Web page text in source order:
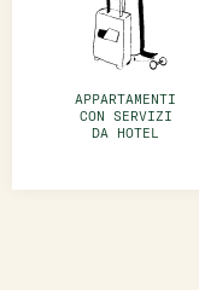
APPARTAMENTI
CON SERVIZI
DA HOTEL